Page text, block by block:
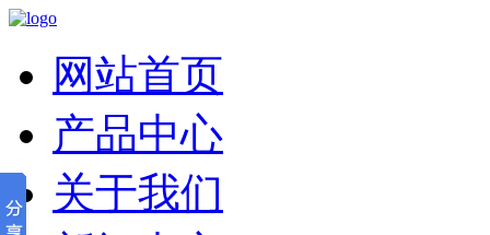
网站首页
产品中心
关于我们